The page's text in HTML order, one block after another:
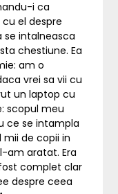
i ca
el despre
se intalneasca
chestiune. Ea
am o
vrei sa vii cu
un laptop cu
scopul meu
ce se intampla
de copii in
am aratat. Era
complet clar
despre ceea